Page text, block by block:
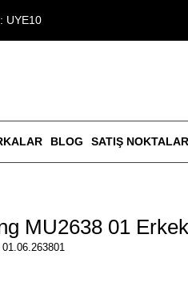
UYE10
BLOG SATIŞ
MU2638 01